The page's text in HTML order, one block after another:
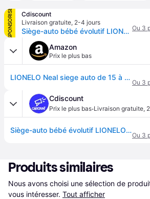
SPONSORISÉ
Cdiscount
Livraison gratuite, 2-4 jours
Siège-auto bébé évolutif LIONELO Neal - ISOFIX - Noir Ou 3
Amazon
Prix le plus bas
LIONELO Neal siege auto de 15 à 36 kg, Isofix, I-Size, 3 niveaux d’inclinaison, du dossier réglage de la hauteur de l’appui-tête, protection latérale, ventilation
Ou 3
Cdiscount
Prix le plus bas·Livraison gratuite,
Siège-auto bébé évolutif LIONELO Neal - ISOFIX - Noir
Ou 3
Produits similaires
Nous avons choisi une sélection de
vous intéresser. Tout afficher